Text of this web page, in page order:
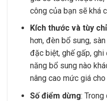
công của bạn sẽ khá
Kích thước và tùy
hơn, đèn bổ sung,
đặc biệt, ghế gấp,
năng bổ sung nào
nâng cao mức giá
Số điểm dừng: Trong